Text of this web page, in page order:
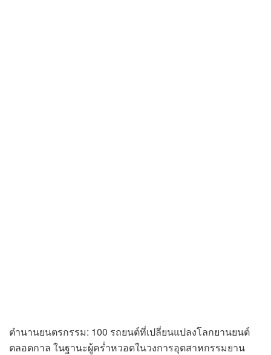
ตำนานยนตรกรรม: 100 รถยนต์ที่เปลี่ยนแปลงโลกยานยนต์
ตลอดกาล ในฐานะผู้คร่ำหวอดในวงการอุตสาหกรรมยาน